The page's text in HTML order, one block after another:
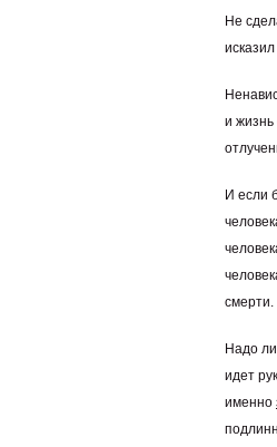
Не
и жизнь
И если
смерти.
Надо
идет
именно